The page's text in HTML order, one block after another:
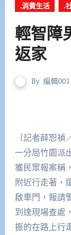
.消費生活 .
輕智障
返家
By 編輯001
〔記者薛恕
一分局竹園派
獲民眾報案稱
附近行走著，
啟車門，報請
到達現場查處
振的在路上行